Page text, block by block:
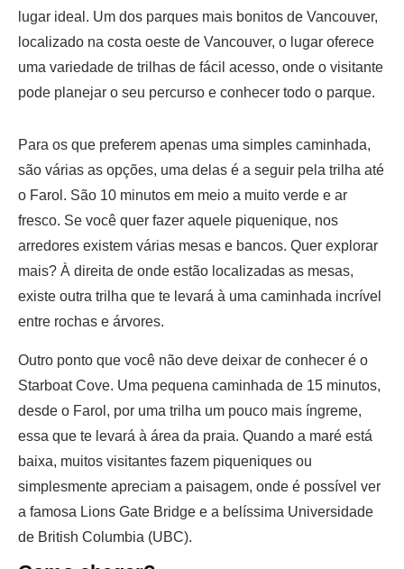
lugar ideal. Um dos parques mais bonitos de Vancouver,
localizado na costa oeste de Vancouver, o lugar oferece
uma variedade de trilhas de fácil acesso, onde o visitante
pode planejar o seu percurso e conhecer todo o parque.
Para os que preferem apenas uma simples caminhada,
são várias as opções, uma delas é a seguir pela trilha até
o Farol. São 10 minutos em meio a muito verde e ar
fresco. Se você quer fazer aquele piquenique, nos
arredores existem várias mesas e bancos. Quer explorar
mais? À direita de onde estão localizadas as mesas,
existe outra trilha que te levará à uma caminhada incrível
entre rochas e árvores.
Outro ponto que você não deve deixar de conhecer é o
Starboat Cove. Uma pequena caminhada de 15 minutos,
desde o Farol, por uma trilha um pouco mais íngreme,
essa que te levará à área da praia. Quando a maré está
baixa, muitos visitantes fazem piqueniques ou
simplesmente apreciam a paisagem, onde é possível ver
a famosa Lions Gate Bridge e a belíssima Universidade
de British Columbia (UBC).